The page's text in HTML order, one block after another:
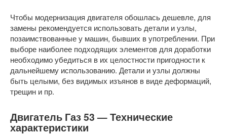
Чтобы модернизация двигателя обошлась дешевле, для
замены рекомендуется использовать детали и узлы,
позаимствованные у машин, бывших в употреблении. При
выборе наиболее подходящих элементов для доработки
необходимо убедиться в их целостности пригодности к
дальнейшему использованию. Детали и узлы должны
быть целыми, без видимых изъянов в виде деформаций,
трещин и пр.
Двигатель Газ 53 — Технические
характеристики